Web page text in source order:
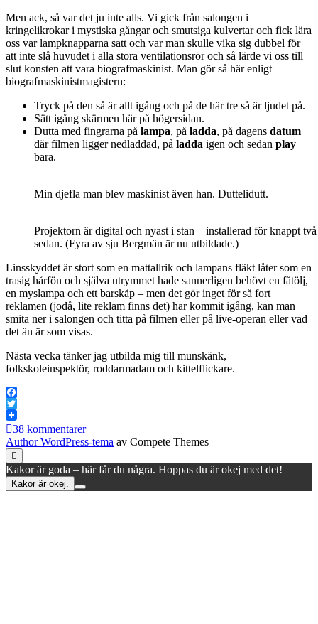
Men ack, så var det ju inte alls. Vi gick från salongen i
kringelikrokar i mystiska gångar och smutsiga kulvertar och fick lära
oss var lampknapparna satt och var man skulle vika sig dubbel för
att inte slå huvudet i alla stora ventilationsrör och så lärde vi oss till
slut konsten att vara biografmaskinist. Man gör så här enligt
biografmaskinistmagistern:
Tryck på den så är allt igång och på de här tre så är ljudet på.
Sätt igång skärmen här på högersidan.
Dutta med fingrarna på lampa, på ladda, på dagens datum
där filmen ligger nedladdad, på ladda igen och sedan play
bara.
Min djefla man blev maskinist även han. Duttelidutt.
Projektorn är digital och nyast i stan – installerad för knappt två
sedan. (Fyra av sju Bergmän är nu utbildade.)
Linsskyddet är stort som en mattallrik och lampans fläkt låter som en
trasig hårfön och själva utrymmet hade sannerligen behövt en fåtölj,
en myslampa och ett barskåp – men det gör inget för så fort
reklamen (jodå, lite reklam finns det) har kommit igång, kan man
smita ner i salongen och titta på filmen eller på live-operan eller vad
det än är som visas.
Nästa vecka tänker jag utbilda mig till munskänk,
folkskoleinspektör, roddarmadam och kittelflickare.
Facebook
Twitter
38 kommentarer
Author WordPress-tema av Compete Themes
Rulla
till
toppen
Kakor är goda – här får du några. Hoppas du är okej med det!
Kakor är okej.